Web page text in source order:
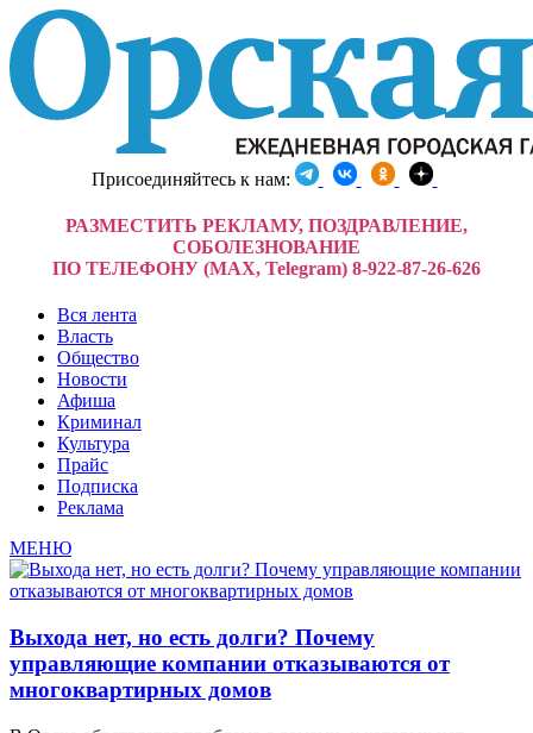
Присоединяйтесь к нам:
РАЗМЕСТИТЬ РЕКЛАМУ, ПОЗДРАВЛЕНИЕ,
СОБОЛЕЗНОВАНИЕ
ПО ТЕЛЕФОНУ (MAX, Telegram) 8-922-87-26-626
Вся лента
Власть
Общество
Новости
Афиша
Криминал
Культура
Прайс
Подписка
Реклама
МЕНЮ
Выхода нет, но есть долги? Почему
управляющие компании отказываются от
многоквартирных домов